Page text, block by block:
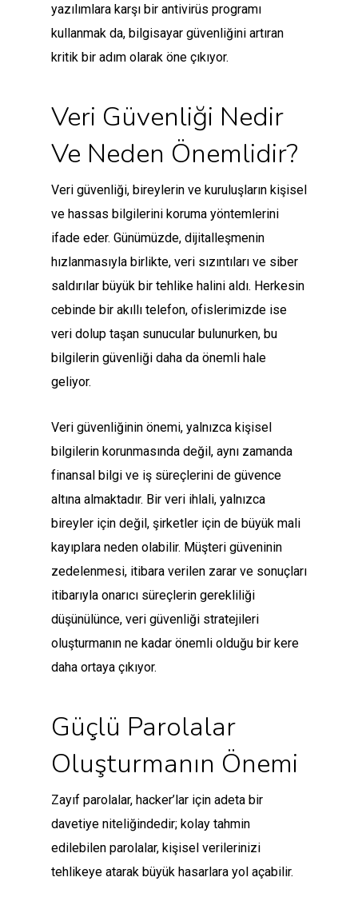
yazılımlara karşı bir antivirüs programı
kullanmak da, bilgisayar güvenliğini artıran
kritik bir adım olarak öne çıkıyor.
Veri Güvenliği Nedir
Ve Neden Önemlidir?
Veri güvenliği, bireylerin ve kuruluşların kişisel
ve hassas bilgilerini koruma yöntemlerini
ifade eder. Günümüzde, dijitalleşmenin
hızlanmasıyla birlikte, veri sızıntıları ve siber
saldırılar büyük bir tehlike halini aldı. Herkesin
cebinde bir akıllı telefon, ofislerimizde ise
veri dolup taşan sunucular bulunurken, bu
bilgilerin güvenliği daha da önemli hale
geliyor.
Veri güvenliğinin önemi, yalnızca kişisel
bilgilerin korunmasında değil, aynı zamanda
finansal bilgi ve iş süreçlerini de güvence
altına almaktadır. Bir veri ihlali, yalnızca
bireyler için değil, şirketler için de büyük mali
kayıplara neden olabilir. Müşteri güveninin
zedelenmesi, itibara verilen zarar ve sonuçları
itibarıyla onarıcı süreçlerin gerekliliği
düşünülünce, veri güvenliği stratejileri
oluşturmanın ne kadar önemli olduğu bir kere
daha ortaya çıkıyor.
Güçlü Parolalar
Oluşturmanın Önemi
Zayıf parolalar, hacker’lar için adeta bir
davetiye niteliğindedir; kolay tahmin
edilebilen parolalar, kişisel verilerinizi
tehlikeye atarak büyük hasarlara yol açabilir.